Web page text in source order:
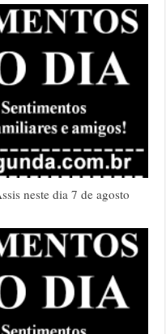
neste dia 7 de agosto